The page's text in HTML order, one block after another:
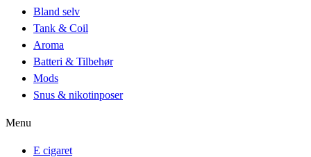
Bland selv
Tank & Coil
Aroma
Batteri & Tilbehør
Mods
Snus & nikotinposer
Menu
E cigaret